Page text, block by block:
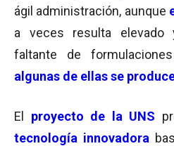
ágil administración, aunque
a veces resulta elevado
faltante de
algunas de ellas se
El proyecto de la UNS
tecnología innovadora